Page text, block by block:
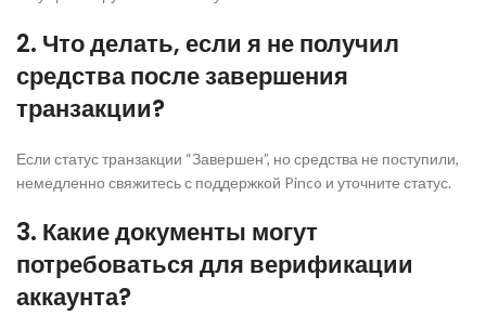
2. Что делать, если я не получил
средства после завершения
транзакции?
Если статус транзакции “Завершен”, но средства не поступили,
немедленно свяжитесь с поддержкой Pinco и уточните статус.
3. Какие документы могут
потребоваться для верификации
аккаунта?